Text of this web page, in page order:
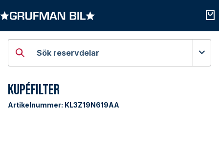
Sök reservdelar
Kupéfilter
Artikelnummer: KL3Z19N619AA